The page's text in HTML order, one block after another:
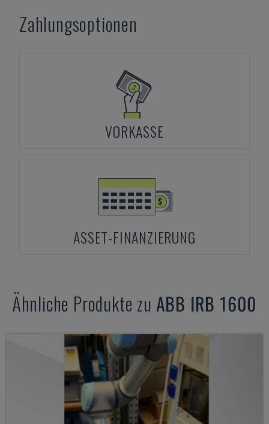
Zahlungsoptionen
VORKASSE
ASSET-FINANZIERUNG
Ähnliche Produkte zu ABB IRB 1600